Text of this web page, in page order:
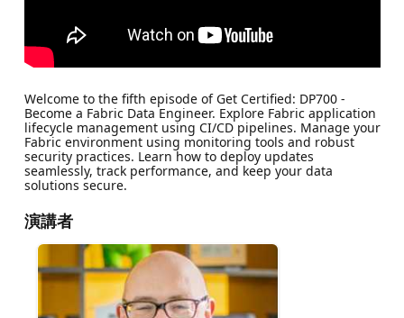
Welcome to the fifth episode of Get Certified: DP700 -
Become a Fabric Data Engineer. Explore Fabric application
lifecycle management using CI/CD pipelines. Manage your
Fabric environment using monitoring tools and robust
security practices. Learn how to deploy updates
seamlessly, track performance, and keep your data
solutions secure.
演講者